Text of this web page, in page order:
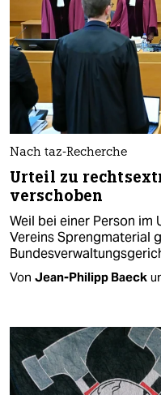
Nach taz-Recherche
Urteil zu
verschoben
Weil bei einer Person im
Vereins Sprengmaterial
Von Jean-Philipp Baeck